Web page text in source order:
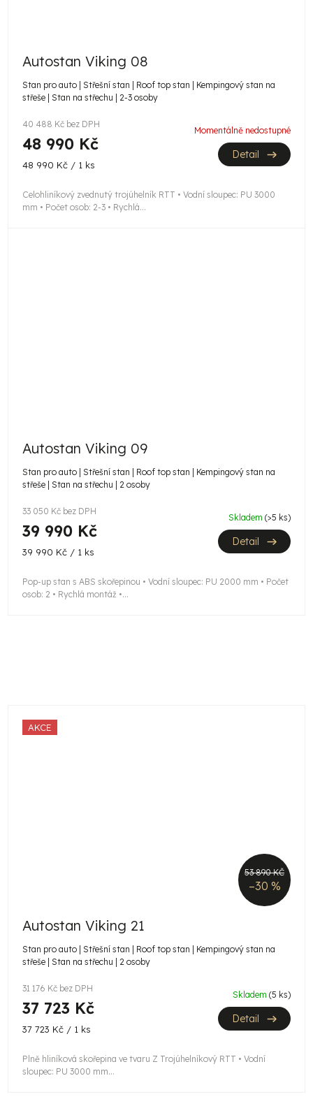
Autostan Viking 08
Stan pro auto | Střešní stan | Roof top stan | Kempingový stan na
střeše | Stan na střechu | 2-3 osoby
40 488 Kč bez DPH
48 990 Kč
Měrná
48 990 Kč / 1 ks
Momentálně nedostupné
Detail
Celohliníkový zvednutý trojúhelník RTT • Vodní sloupec: PU 3000
mm • Počet osob: 2-3 • Rychlá...
Autostan Viking 09
Stan pro auto | Střešní stan | Roof top stan | Kempingový stan na
střeše | Stan na střechu | 2 osoby
33 050 Kč bez DPH
39 990 Kč
Měrná
39 990 Kč / 1 ks
Skladem (>5 ks)
Detail
Pop-up stan s ABS skořepinou • Vodní sloupec: PU 2000 mm • Počet
osob: 2 • Rychlá montáž •...
AKCE
53 890 KČ
–30 %
Autostan Viking 21
Stan pro auto | Střešní stan | Roof top stan | Kempingový stan na
střeše | Stan na střechu | 2 osoby
31 176 Kč bez DPH
37 723 Kč
Měrná
37 723 Kč / 1 ks
Skladem (5 ks)
Detail
Plně hliníková skořepina ve tvaru Z Trojúhelníkový RTT • Vodní
sloupec: PU 3000 mm...